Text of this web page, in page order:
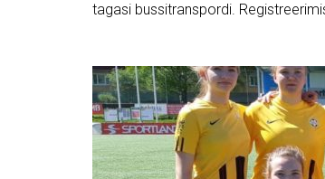
tagasi bussitranspordi.